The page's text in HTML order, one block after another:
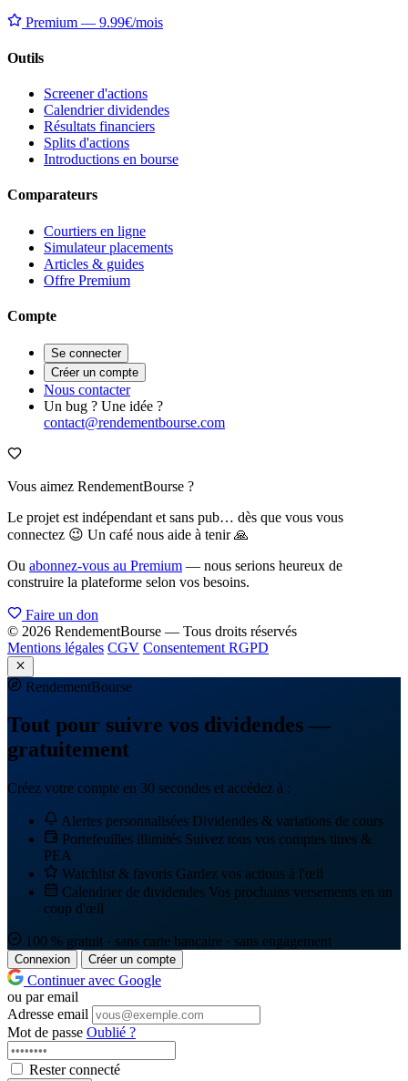
Premium — 9.99€/mois
Outils
Screener d'actions
Calendrier dividendes
Résultats financiers
Splits d'actions
Introductions en bourse
Comparateurs
Courtiers en ligne
Simulateur placements
Articles & guides
Offre Premium
Compte
Se connecter
Créer un compte
Nous contacter
Un bug ? Une idée ?
contact@rendementbourse.com
Vous aimez RendementBourse ?
Le projet est indépendant et sans pub… dès que vous vous
connectez 😉 Un café nous aide à tenir 🙏
Ou abonnez-vous au Premium — nous serions heureux de
construire la plateforme selon vos besoins.
Faire un don
© 2026 RendementBourse — Tous droits réservés
Mentions légales CGV Consentement RGPD
RendementBourse
Tout pour suivre vos dividendes —
gratuitement
Créez votre compte en 30 secondes et accédez à :
Alertes personnalisées Dividendes & variations de cours
Portefeuilles illimités Suivez tous vos comptes titres &
PEA
Watchlist & favoris Gardez vos actions à l'œil
Calendrier de dividendes Vos prochains versements en un
coup d'œil
100 % gratuit · sans carte bancaire · sans engagement
Connexion Créer un compte
Continuer avec Google
ou par email
Adresse email
Mot de passe Oublié ?
Rester connecté